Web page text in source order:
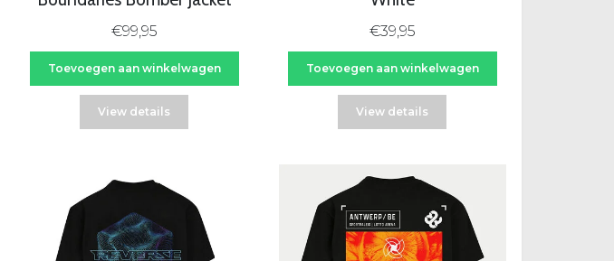
€99,95
Toevoegen aan winkelwagen
View details
€39,95
Toevoegen aan winkelwagen
View details
-29%